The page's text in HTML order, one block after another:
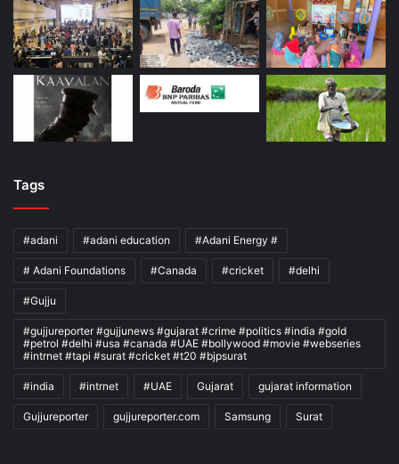
Tags
#adani #adani education #Adani Energy #
# Adani Foundations #Canada #cricket #delhi
#Gujju
#gujjureporter #gujjunews #gujarat #crime #politics #india #gold
#petrol #delhi #usa #canada #UAE #bollywood #movie #webseries
#intrnet #tapi #surat #cricket #t20 #bjpsurat
#india #intrnet #UAE Gujarat gujarat information
Gujjureporter gujjureporter.com Samsung Surat